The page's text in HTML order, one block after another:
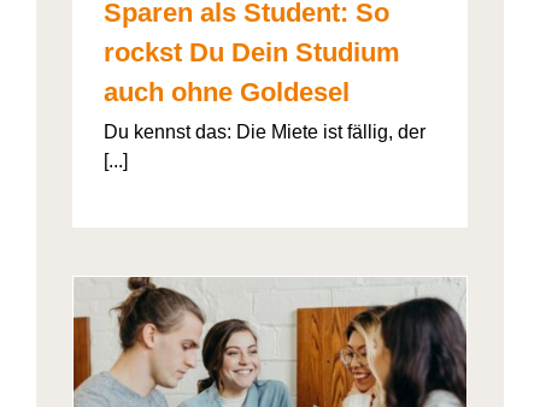
Sparen als Student: So
rockst Du Dein Studium
auch ohne Goldesel
Du kennst das: Die Miete ist fällig, der
[...]